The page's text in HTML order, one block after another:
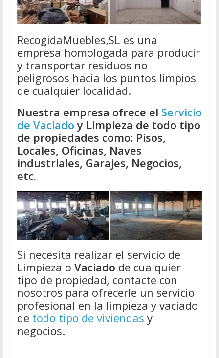
RecogidaMuebles,SL es una
empresa homologada para producir
y transportar residuos no
peligrosos hacia los puntos limpios
de cualquier localidad.
Nuestra empresa ofrece el Servicio
de Vaciado y Limpieza de todo tipo
de propiedades como: Pisos,
Locales, Oficinas, Naves
industriales, Garajes, Negocios,
etc.
Si necesita realizar el servicio de
Limpieza o Vaciado de cualquier
tipo de propiedad, contacte con
nosotros para ofrecerle un servicio
profesional en la limpieza y vaciado
de todo tipo de viviendas y
negocios.